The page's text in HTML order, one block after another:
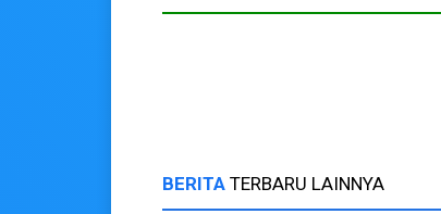
BERITA TERBARU LAINNYA